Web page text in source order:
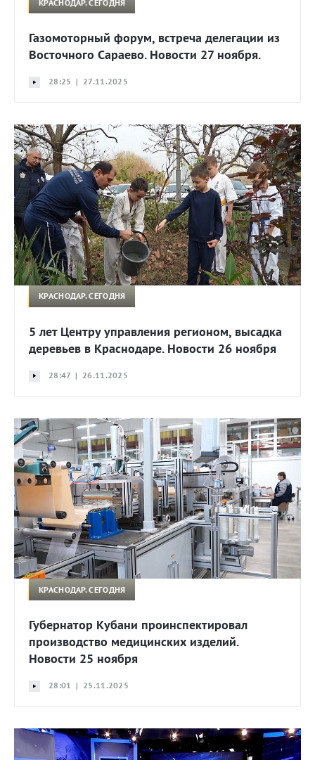
КРАСНОДАР. СЕГОДНЯ
Газомоторный форум, встреча делегации из
Восточного Сараево. Новости 27 ноября.
28:25 | 27.11.2025
КРАСНОДАР. СЕГОДНЯ
5 лет Центру управления регионом, высадка
деревьев в Краснодаре. Новости 26 ноября
28:47 | 26.11.2025
КРАСНОДАР. СЕГОДНЯ
Губернатор Кубани проинспектировал
производство медицинских изделий.
Новости 25 ноября
28:01 | 25.11.2025